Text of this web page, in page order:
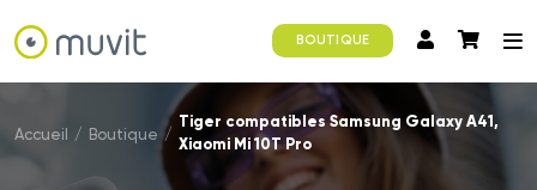
BOUTIQUE
Accueil / Boutique /
Tiger compatibles Samsung Galaxy A41,
Xiaomi Mi 10T Pro